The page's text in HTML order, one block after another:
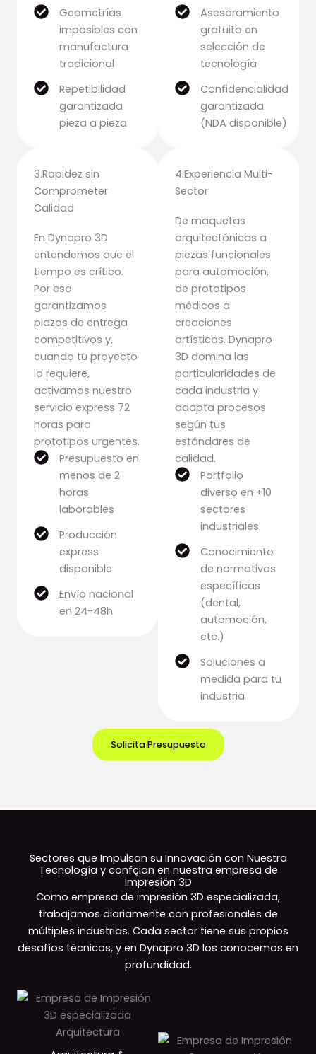
Geometrías
imposibles con
manufactura
tradicional
Repetibilidad
garantizada
pieza a pieza
3.Rapidez sin
Comprometer
Calidad
En Dynapro 3D
entendemos que el
tiempo es crítico.
Por eso
garantizamos
plazos de entrega
competitivos y,
cuando tu proyecto
lo requiere,
activamos nuestro
servicio express 72
horas para
prototipos urgentes.
Presupuesto en
menos de 2
horas
laborables
Producción
express
disponible
Envío nacional
en 24-48h
Asesoramiento
gratuito en
selección de
tecnología
Confidencialidad
garantizada
(NDA disponible)
4.Experiencia Multi-
Sector
De maquetas
arquitectónicas a
piezas funcionales
para automoción,
de prototipos
médicos a
creaciones
artísticas. Dynapro
3D domina las
particularidades de
cada industria y
adapta procesos
según tus
estándares de
calidad.
Portfolio
diverso en +10
sectores
industriales
Conocimiento
de normativas
específicas
(dental,
automoción,
etc.)
Soluciones a
medida para tu
industria
Solicita Presupuesto
Sectores que Impulsan su Innovación con Nuestra
Tecnología y confçian en nuestra empresa de
Impresión 3D
Como empresa de impresión 3D especializada,
trabajamos diariamente con profesionales de
múltiples industrias. Cada sector tiene sus propios
desafíos técnicos, y en Dynapro 3D los conocemos en
profundidad.